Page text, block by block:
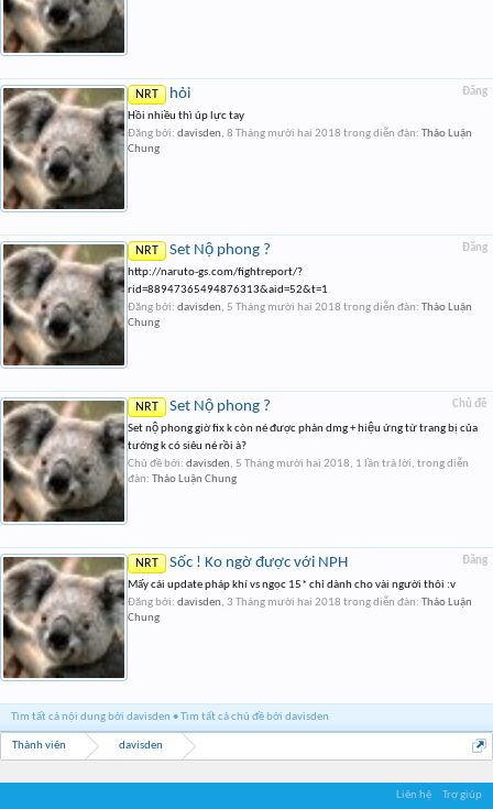
Đăng
NRT hỏi
Hồi nhiều thì úp lực tay
Đăng bởi: davisden, 8 Tháng mười hai 2018 trong diễn đàn: Thảo Luận
Chung
Đăng
NRT Set Nộ phong ?
http://naruto-gs.com/fightreport/?
rid=88947365494876313&aid=52&t=1
Đăng bởi: davisden, 5 Tháng mười hai 2018 trong diễn đàn: Thảo Luận
Chung
Chủ đề
NRT Set Nộ phong ?
Set nộ phong giờ fix k còn né được phản dmg + hiệu ứng từ trang bị của
tướng k có siêu né rồi à?
Chủ đề bởi: davisden, 5 Tháng mười hai 2018, 1 lần trả lời, trong diễn
đàn: Thảo Luận Chung
Đăng
NRT Sốc ! Ko ngờ được với NPH
Mấy cái update pháp khí vs ngọc 15* chỉ dành cho vài người thôi :v
Đăng bởi: davisden, 3 Tháng mười hai 2018 trong diễn đàn: Thảo Luận
Chung
Tìm tất cả nội dung bởi davisden Tìm tất cả chủ đề bởi davisden
Thành viên davisden
Liên hệ Trợ giúp